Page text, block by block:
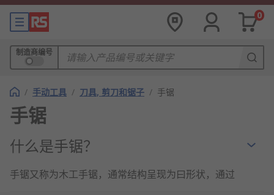
0
制造商编号
/ 手动工具 / 刀具, 剪刀和锯子 / 手锯
手锯
什么是手锯？
手锯又称为木工手锯，通常结构呈现为曰形状，通过